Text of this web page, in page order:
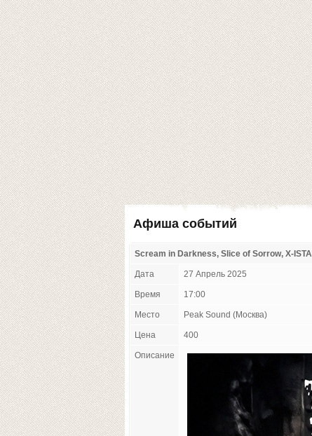
Афиша событий
Scream in Darkness, Slice of Sorrow, X-ISTA
Дата 27 Апрель 2025
Время 17:00
Место Peak Sound (Москва)
Цена 400
Описание